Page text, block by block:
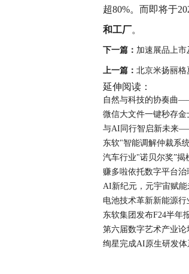
超80%。而即将于
和工厂。
下一篇： 加速展品上
上一篇： 北京米扬丽格
延伸阅读：
自然与科技的协奏曲
微信大文件一键秒存
与AI同行智启新未来
东软"智能调解仲裁系
汽车行业"诺贝尔奖”揭
赚多啦依托数字平台
AI新纪元，元宇宙赋
电池技术革新新能源
东软集团发布F24半年
第六届数字艺术产业论
绚星完成AI原生研发